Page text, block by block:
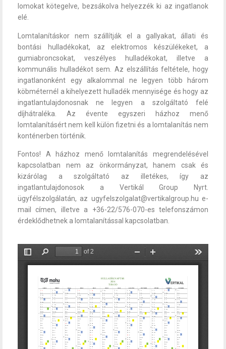
lomokat kötegelve, bezsákolva helyezzék ki az ingatlanok
elé.
Lomtalanításkor nem szállítják el a gallyakat, állati és
bontási hulladékokat, az elektromos készülékeket, a
gumiabroncsokat, veszélyes hulladékokat, illetve a
kommunális hulladékot sem. Az elszállítás feltétele, hogy
ingatlanonként egy alkalommal ne legyen több három
köbméternél a kihelyezett hulladék mennyisége és hogy az
ingatlantulajdonosnak ne legyen a szolgáltató felé
díjhátraléka. Az évente egyszeri házhoz menő
lomtalanításért nem kell külön fizetni és a lomtalanítás nem
konténerben történik.
Fontos! A házhoz menő lomtalanítás megrendelésével
kapcsolatban nem az önkormányzat, hanem csak és
kizárólag a szolgáltató az illetékes, így az
ingatlantulajdonosok a Vertikál Group Nyrt.
ügyfélszolgálatán, az ugyfelszolgalat@vertikalgroup.hu e-
mail címen, illetve a +36-22/576-070-es telefonszámon
érdeklődhetnek a lomtalanítással kapcsolatban.